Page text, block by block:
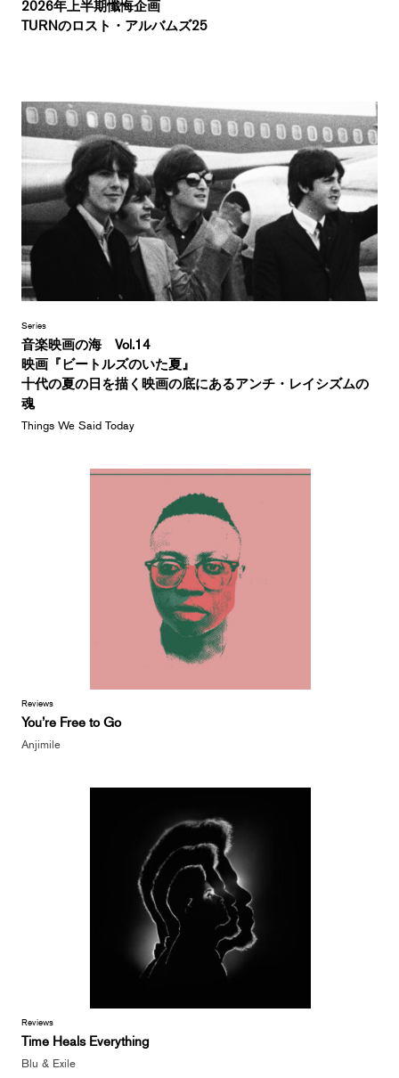
2026年上半期懺悔企画
TURNのロスト・アルバムズ25
Series
音楽映画の海 Vol.14
映画『ビートルズのいた夏』
十代の夏の日を描く映画の底にあるアンチ・レイシズムの
魂
Things We Said Today
Reviews
You’re Free to Go
Anjimile
Reviews
Time Heals Everything
Blu & Exile